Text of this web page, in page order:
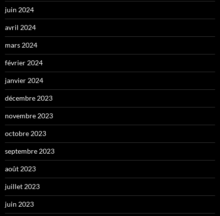
juin 2024
avril 2024
mars 2024
février 2024
janvier 2024
décembre 2023
novembre 2023
octobre 2023
septembre 2023
août 2023
juillet 2023
juin 2023